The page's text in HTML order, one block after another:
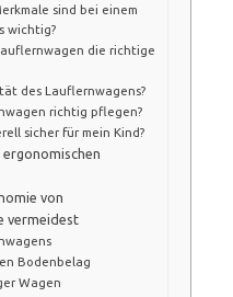
sind bei einem
wichtig?
die richtige
des Lauflernwagens?
richtig pflegen?
sicher für mein Kind?
von
vermeidest
Bodenbelag
Wagen